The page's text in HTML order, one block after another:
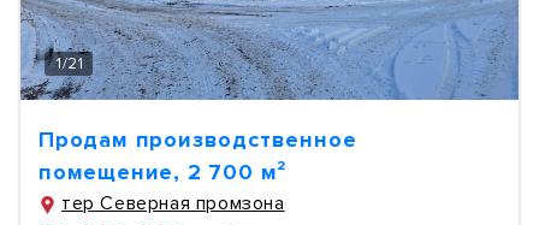
1/21
Продам производственное
помещение, 2 700 м²
тер Северная промзона